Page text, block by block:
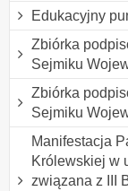
Edukacyjny
Zbiórka
Sejmiku
Zbiórka
Sejmiku
Manifestacja
Królewskiej w
związana z III